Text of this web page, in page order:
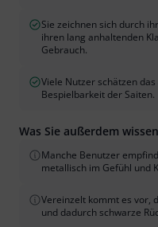
Sie zeichnen sich durch
ihren lang anhaltenden
Gebrauch.
Viele Nutzer schätzen
Bespielbarkeit der Saiten.
Was Sie außerdem
Manche Benutzer
metallisch im Gefühl und
Vereinzelt kommt es vor,
und dadurch schwarze